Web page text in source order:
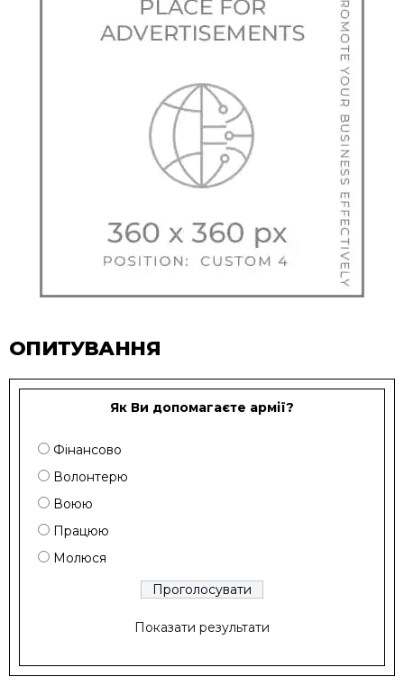
ОПИТУВАННЯ
Як Ви допомагаєте армії?
Фінансово
Волонтерю
Воюю
Працюю
Молюся
Показати результати